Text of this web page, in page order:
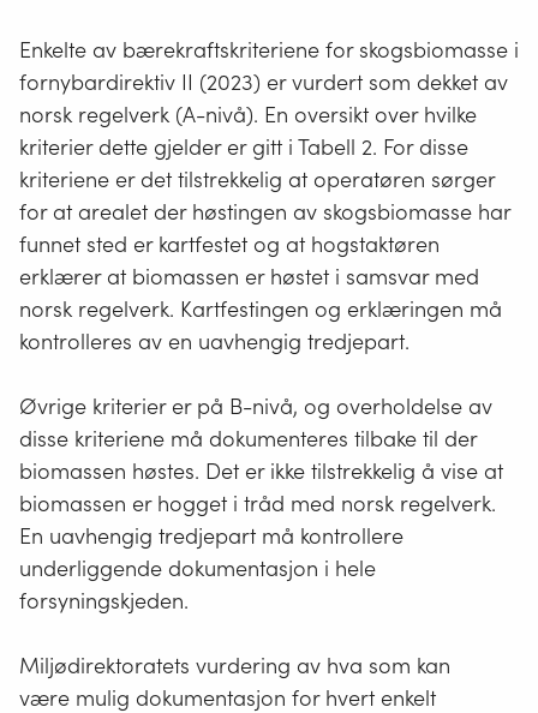
Enkelte av bærekraftskriteriene for skogsbiomasse i
fornybardirektiv II (2023) er vurdert som dekket av
norsk regelverk (A-nivå). En oversikt over hvilke
kriterier dette gjelder er gitt i Tabell 2. For disse
kriteriene er det tilstrekkelig at operatøren sørger
for at arealet der høstingen av skogsbiomasse har
funnet sted er kartfestet og at hogstaktøren
erklærer at biomassen er høstet i samsvar med
norsk regelverk. Kartfestingen og erklæringen må
kontrolleres av en uavhengig tredjepart.
Øvrige kriterier er på B-nivå, og overholdelse av
disse kriteriene må dokumenteres tilbake til der
biomassen høstes. Det er ikke tilstrekkelig å vise at
biomassen er hogget i tråd med norsk regelverk.
En uavhengig tredjepart må kontrollere
underliggende dokumentasjon i hele
forsyningskjeden.
Miljødirektoratets vurdering av hva som kan
være mulig dokumentasjon for hvert enkelt